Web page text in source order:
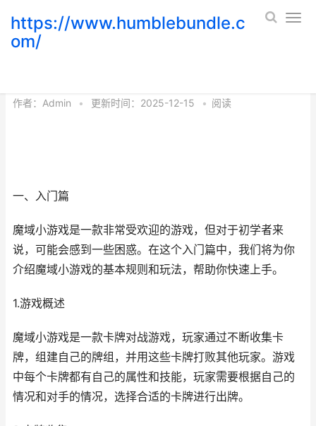
https://www.humblebundle.c
om/
作者： Admin • 更新时间：2025-12-15 • 阅读
一、入门篇
魔域小游戏是一款非常受欢迎的游戏，但对于初学者来
说，可能会感到一些困惑。在这个入门篇中，我们将为你
介绍魔域小游戏的基本规则和玩法，帮助你快速上手。
1.游戏概述
魔域小游戏是一款卡牌对战游戏，玩家通过不断收集卡
牌，组建自己的牌组，并用这些卡牌打败其他玩家。游戏
中每个卡牌都有自己的属性和技能，玩家需要根据自己的
情况和对手的情况，选择合适的卡牌进行出牌。